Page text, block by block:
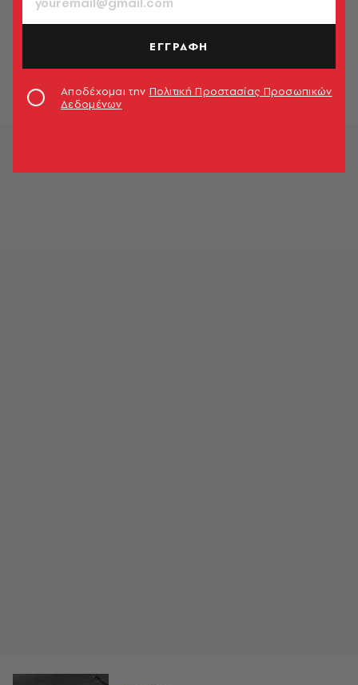
τους πυροβολισμούς στην
Γιώργος Σόμπολος
ΕΓΓΡΑΦΗ
Αποδέχομαι την Πολιτική Προστασίας Προσωπικών
Δεδομένων